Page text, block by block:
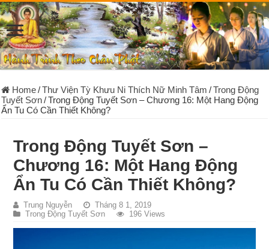
Home/Thư Viện Tỳ Khưu Ni Thích Nữ Minh Tâm /Trong Động
Tuyết Sơn/Trong Động Tuyết Sơn – Chương 16: Một Hang Động
Ẩn Tu Có Cần Thiết Không?
Trong Động Tuyết Sơn –
Chương 16: Một Hang Động
Ẩn Tu Có Cần Thiết Không?
Trung Nguyễn
Tháng 8 1, 2019
Trong Động Tuyết Sơn
196 Views